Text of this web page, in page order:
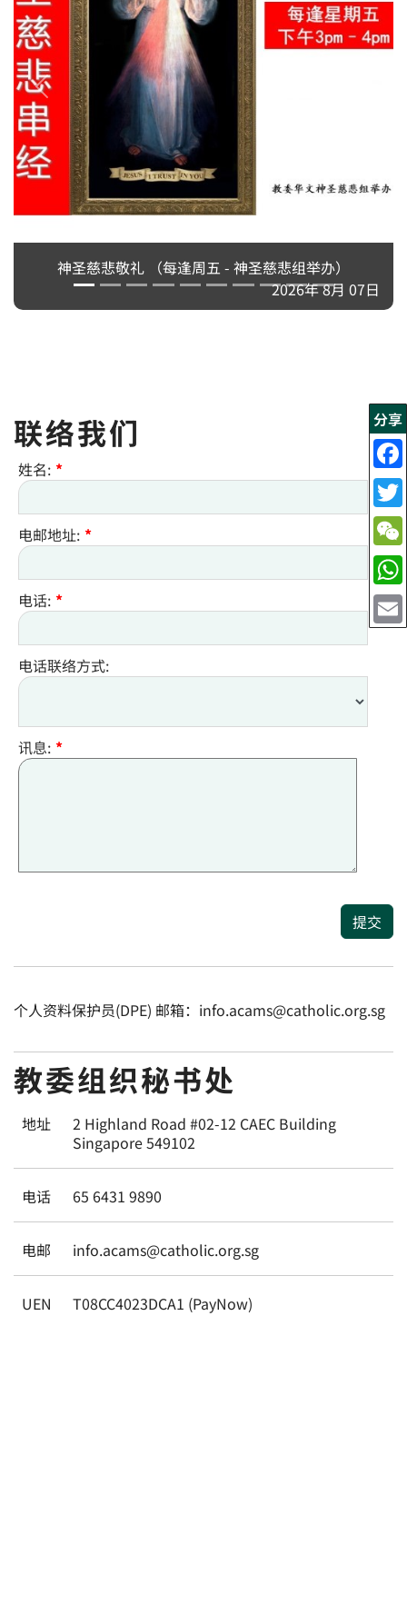
分享
神圣慈悲敬礼 （每逢周五 - 神圣慈悲组举办）
2026年 8月 07日
联络我们
姓名: *
电邮地址: *
电话: *
电话联络方式:
讯息: *
提交
个人资料保护员(DPE) 邮箱：info.acams@catholic.org.sg
教委组织秘书处
地址
2 Highland Road #02-12 CAEC Building
Singapore 549102
电话 65 6431 9890
电邮 info.acams@catholic.org.sg
UEN T08CC4023DCA1 (PayNow)